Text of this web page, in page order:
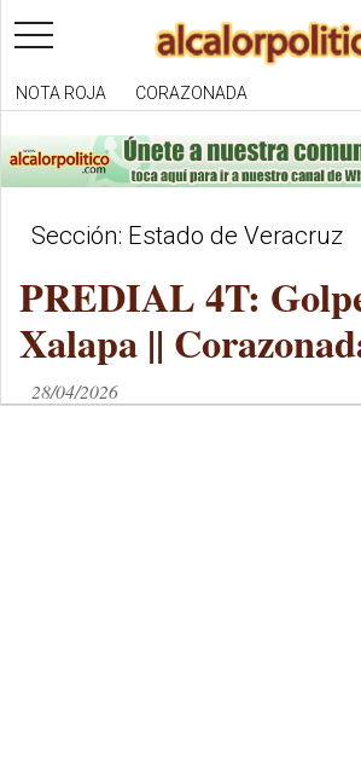
toggle
navigation
NOTA ROJA CORAZONADA
Sección: Estado de Veracruz
PREDIAL 4T:
Xalapa ||
28/04/2026